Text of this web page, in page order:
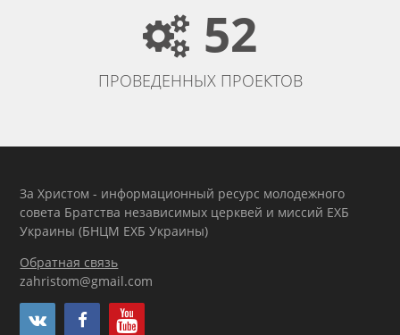
52
ПРОВЕДЕННЫХ ПРОЕКТОВ
За Христом - информационный ресурс молодежного
совета Братства независимых церквей и миссий ЕХБ
Украины (БНЦМ ЕХБ Украины)
Обратная связь
zahristom@gmail.com